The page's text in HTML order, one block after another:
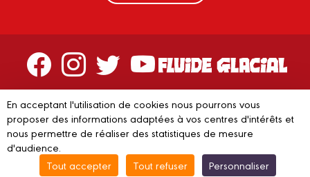
Contactez-nous
Devenir partenaire
© 2023 FLUIDE GLACIAL Mentions légales C.G.V. Conditions
En acceptant l'utilisation de cookies nous pourrons vous
proposer des informations adaptées à vos centres d'intérêts et
nous permettre de réaliser des statistiques de mesure
d'audience.
Tout accepter
Tout refuser Personnaliser